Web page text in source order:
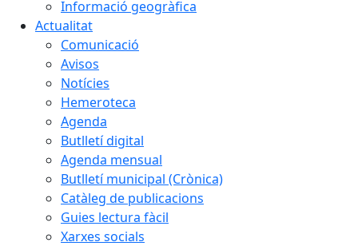
Informació geogràfica
Actualitat
Comunicació
Avisos
Notícies
Hemeroteca
Agenda
Butlletí digital
Agenda mensual
Butlletí municipal (Crònica)
Catàleg de publicacions
Guies lectura fàcil
Xarxes socials